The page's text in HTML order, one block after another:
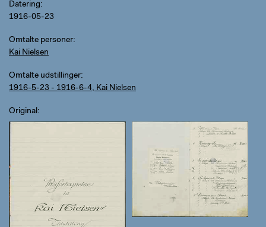
Datering
1916-05-23
Omtalte personer
Kai Nielsen
Omtalte udstillinger
1916-5-23 - 1916-6-4, Kai Nielsen
Original